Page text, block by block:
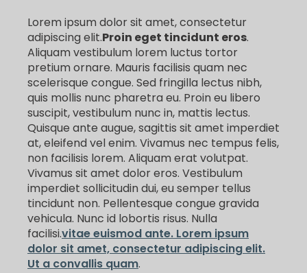
Lorem ipsum dolor sit amet, consectetur
adipiscing elit.Proin eget tincidunt eros.
Aliquam vestibulum lorem luctus tortor
pretium ornare. Mauris facilisis quam nec
scelerisque congue. Sed fringilla lectus nibh,
quis mollis nunc pharetra eu. Proin eu libero
suscipit, vestibulum nunc in, mattis lectus.
Quisque ante augue, sagittis sit amet imperdiet
at, eleifend vel enim. Vivamus nec tempus felis,
non facilisis lorem. Aliquam erat volutpat.
Vivamus sit amet dolor eros. Vestibulum
imperdiet sollicitudin dui, eu semper tellus
tincidunt non. Pellentesque congue gravida
vehicula. Nunc id lobortis risus. Nulla
facilisi.vitae euismod ante. Lorem ipsum
dolor sit amet, consectetur adipiscing elit.
Ut a convallis quam.